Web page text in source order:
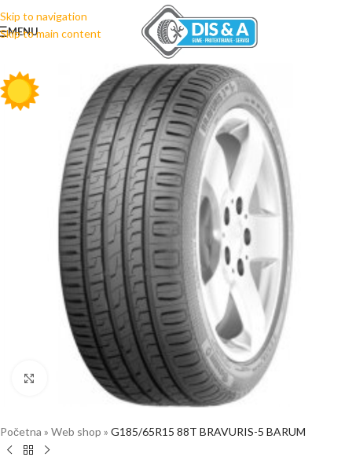
Skip to navigation
Skip to main content
MENU
Click to enlarge
Početna » Web shop » G185/65R15 88T BRAVURIS-5 BARUM